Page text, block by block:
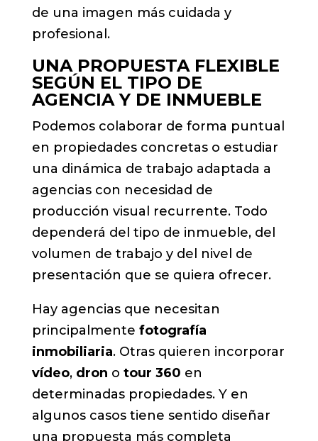
de una imagen más cuidada y
profesional.
UNA PROPUESTA FLEXIBLE
SEGÚN EL TIPO DE
AGENCIA Y DE INMUEBLE
Podemos colaborar de forma puntual
en propiedades concretas o estudiar
una dinámica de trabajo adaptada a
agencias con necesidad de
producción visual recurrente. Todo
dependerá del tipo de inmueble, del
volumen de trabajo y del nivel de
presentación que se quiera ofrecer.
Hay agencias que necesitan
principalmente fotografía
inmobiliaria. Otras quieren incorporar
vídeo, dron o tour 360 en
determinadas propiedades. Y en
algunos casos tiene sentido diseñar
una propuesta más completa